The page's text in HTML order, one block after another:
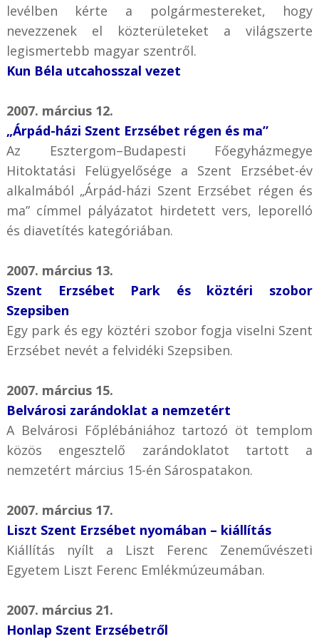
levélben kérte a polgármestereket, hogy
nevezzenek el közterületeket a világszerte
legismertebb magyar szentről.
Kun Béla utcahosszal vezet
2007. március 12.
„Árpád-házi Szent Erzsébet régen és ma”
Az Esztergom–Budapesti Főegyházmegye
Hitoktatási Felügyelősége a Szent Erzsébet-év
alkalmából „Árpád-házi Szent Erzsébet régen és
ma” címmel pályázatot hirdetett vers, leporelló
és diavetítés kategóriában.
2007. március 13.
Szent Erzsébet Park és köztéri szobor
Szepsiben
Egy park és egy köztéri szobor fogja viselni Szent
Erzsébet nevét a felvidéki Szepsiben.
2007. március 15.
Belvárosi zarándoklat a nemzetért
A Belvárosi Főplébániához tartozó öt templom
közös engesztelő zarándoklatot tartott a
nemzetért március 15-én Sárospatakon.
2007. március 17.
Liszt Szent Erzsébet nyomában – kiállítás
Kiállítás nyílt a Liszt Ferenc Zeneművészeti
Egyetem Liszt Ferenc Emlékmúzeumában.
2007. március 21.
Honlap Szent Erzsébetről